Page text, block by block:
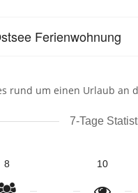
Ferienwohnung
rund um einen Urlaub an
7-Tage
8 10